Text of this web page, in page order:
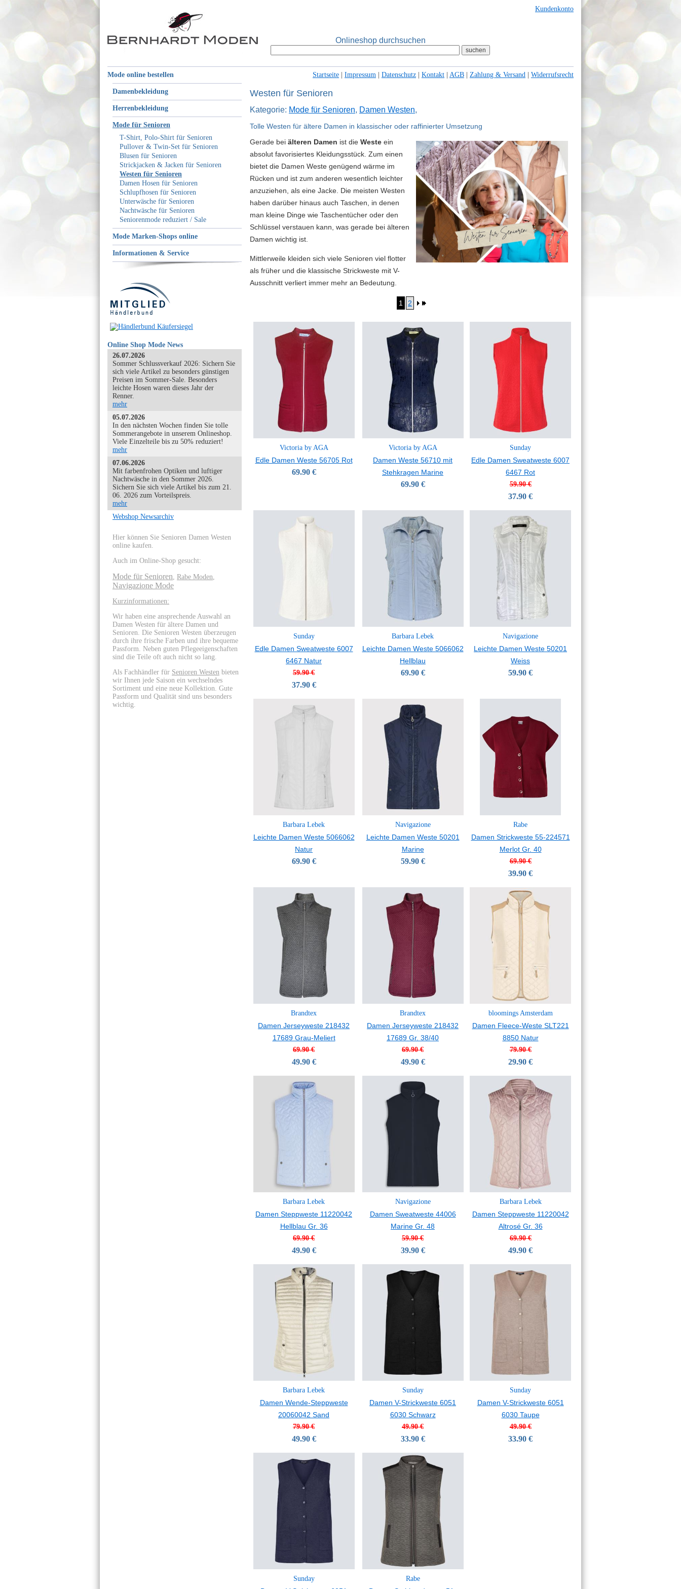
Onlineshop durchsuchen
Kundenkonto
Mode online bestellen
Damenbekleidung
Herrenbekleidung
Mode für Senioren
T-Shirt, Polo-Shirt für Senioren
Pullover & Twin-Set für Senioren
Blusen für Senioren
Strickjacken & Jacken für Senioren
Westen für Senioren
Damen Hosen für Senioren
Schlupfhosen für Senioren
Unterwäsche für Senioren
Nachtwäsche für Senioren
Seniorenmode reduziert / Sale
Mode Marken-Shops online
Informationen & Service
Online Shop Mode News
26.07.2026
Sommer Schlussverkauf 2026: Sichern Sie
sich viele Artikel zu besonders günstigen
Preisen im Sommer-Sale. Besonders
leichte Hosen waren dieses Jahr der
Renner.
mehr
05.07.2026
In den nächsten Wochen finden Sie tolle
Sommerangebote in unserem Onlineshop.
Viele Einzelteile bis zu 50% reduziert!
mehr
07.06.2026
Mit farbenfrohen Optiken und luftiger
Nachtwäsche in den Sommer 2026.
Sichern Sie sich viele Artikel bis zum 21.
06. 2026 zum Vorteilspreis.
mehr
Webshop Newsarchiv
Hier können Sie Senioren Damen Westen
online kaufen.
Auch im Online-Shop gesucht:
Mode für Senioren, Rabe Moden,
Navigazione Mode
Kurzinformationen:
Wir haben eine ansprechende Auswahl an
Damen Westen für ältere Damen und
Senioren. Die Senioren Westen überzeugen
durch ihre frische Farben und ihre bequeme
Passform. Neben guten Pflegeeigenschaften
sind die Teile oft auch nicht so lang.
Als Fachhändler für Senioren Westen bieten
wir Ihnen jede Saison ein wechselndes
Sortiment und eine neue Kollektion. Gute
Passform und Qualität sind uns besonders
wichtig.
Startseite Impressum Datenschutz Kontakt AGB Zahlung & Versand Widerrufsrecht
Westen für Senioren
Kategorie: Mode für Senioren, Damen Westen,
Tolle Westen für ältere Damen in klassischer oder raffinierter Umsetzung
Gerade bei älteren Damen ist die Weste ein
absolut favorisiertes Kleidungsstück. Zum einen
bietet die Damen Weste genügend wärme im
Rücken und ist zum anderen wesentlich leichter
anzuziehen, als eine Jacke. Die meisten Westen
haben darüber hinaus auch Taschen, in denen
man kleine Dinge wie Taschentücher oder den
Schlüssel verstauen kann, was gerade bei älteren
Damen wichtig ist.
Mittlerweile kleiden sich viele Senioren viel flotter
als früher und die klassische Strickweste mit V-
Ausschnitt verliert immer mehr an Bedeutung.
1 2
Victoria by AGA
Edle Damen Weste 56705 Rot
69.90 €
Victoria by AGA
Damen Weste 56710 mit
Stehkragen Marine
69.90 €
Sunday
Edle Damen Sweatweste 6007
6467 Rot
59.90 €
37.90 €
Sunday
Edle Damen Sweatweste 6007
6467 Natur
59.90 €
37.90 €
Barbara Lebek
Leichte Damen Weste 5066062
Hellblau
69.90 €
Navigazione
Leichte Damen Weste 50201
Weiss
59.90 €
Barbara Lebek
Leichte Damen Weste 5066062
Natur
69.90 €
Navigazione
Leichte Damen Weste 50201
Marine
59.90 €
Rabe
Damen Strickweste 55-224571
Merlot Gr. 40
69.90 €
39.90 €
Brandtex
Damen Jerseyweste 218432
17689 Grau-Meliert
69.90 €
49.90 €
Brandtex
Damen Jerseyweste 218432
17689 Gr. 38/40
69.90 €
49.90 €
bloomings Amsterdam
Damen Fleece-Weste SLT221
8850 Natur
79.90 €
29.90 €
Barbara Lebek
Damen Steppweste 11220042
Hellblau Gr. 36
69.90 €
49.90 €
Navigazione
Damen Sweatweste 44006
Marine Gr. 48
59.90 €
39.90 €
Barbara Lebek
Damen Steppweste 11220042
Altrosé Gr. 36
69.90 €
49.90 €
Barbara Lebek
Damen Wende-Steppweste
20060042 Sand
79.90 €
49.90 €
Sunday
Damen V-Strickweste 6051
6030 Schwarz
49.90 €
33.90 €
Sunday
Damen V-Strickweste 6051
6030 Taupe
49.90 €
33.90 €
Sunday Rabe